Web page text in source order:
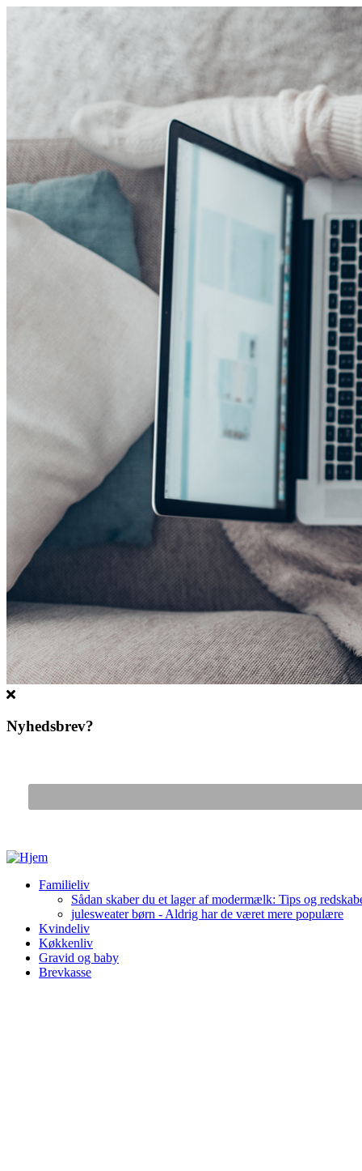
Nyhedsbrev?
Gå til hovedindhold
Familieliv
Sådan skaber du et lager af modermælk: Tips og
julesweater børn - Aldrig har de været mere populære
Kvindeliv
Køkkenliv
Gravid og baby
Brevkasse